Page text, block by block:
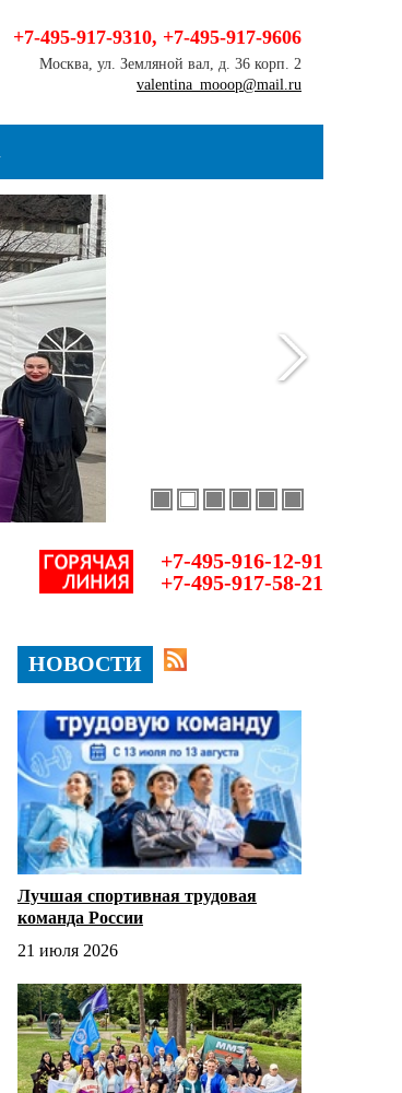
+7-495-917-9310, +7-495-917-9606
Москва, ул. Земляной вал, д. 36 корп. 2
valentina_mooop@mail.ru
+7-495-916-12-91
+7-495-917-58-21
НОВОСТИ
Лучшая спортивная трудовая
команда России
21 июля 2026